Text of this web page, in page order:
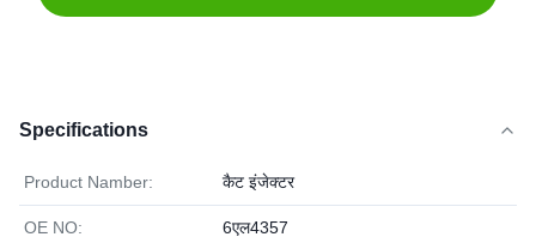
Specifications
Product Namber: कैट इंजेक्टर
OE NO: 6एल4357